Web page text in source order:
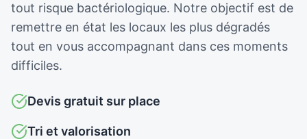
tout risque bactériologique. Notre objectif est de
remettre en état les locaux les plus dégradés
tout en vous accompagnant dans ces moments
difficiles.
Devis gratuit sur place
Tri et valorisation